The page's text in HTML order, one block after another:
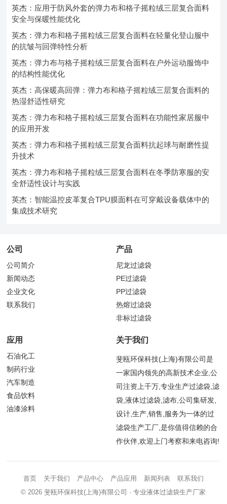
英杰：应用于防风外套的弹力布和格子摇粒绒三层复合面料
安全与保暖性能优化
英杰：弹力布和格子摇粒绒三层复合面料在轻量化登山服中
的抗皱与回弹特性分析
英杰：弹力布与格子摇粒绒三层复合面料在户外运动服饰中
的结构性能优化
英杰：高保暖高回弹：弹力布和格子摇粒绒三层复合面料的
热湿舒适性研究
英杰：弹力布和格子摇粒绒三层复合面料在功能性家居服中
的应用开发
英杰：弹力布和格子摇粒绒三层复合面料抗起球与耐磨性提
升技术
英杰：弹力布和格子摇粒绒三层复合面料在冬季防寒服的安
全舒适性设计与实践
英杰：智能温控皮革复合TPU膜面料在可穿戴设备载体中的
集成技术研究
公司
公司简介
新闻动态
企业文化
联系我们
产品
尼龙过滤袋
PE过滤袋
PP过滤袋
热熔过滤袋
非标过滤袋
应用
石油化工
制药行业
汽车制造
食品饮料
油漆涂料
关于我们
斐瓯环保科技(上海)有限公司是
一家国内领先的高新技术企业,公
司注资上千万,专业生产过滤袋,滤
袋,液体过滤袋,滤布,公司集研发,
设计,生产,销售,服务为一体的过
滤袋生产工厂,是你值得信赖的合
作伙伴,欢迎上门考察和来电咨询!
首页 关于我们 产品中心 产品应用 新闻列表
联系我们
© 2026斐瓯环保科技(上海)有限公司 · 专业液体过滤袋生产厂家